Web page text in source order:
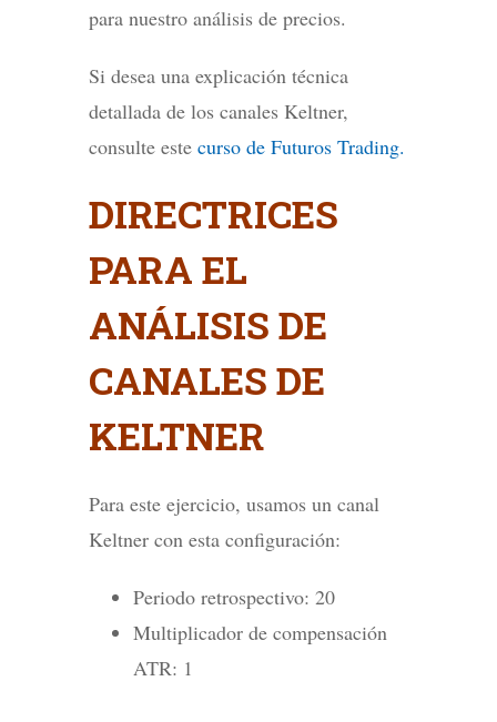
para nuestro análisis de precios.
Si desea una explicación técnica
detallada de los canales Keltner,
consulte este curso de Futuros Trading.
DIRECTRICES
PARA EL
ANÁLISIS DE
CANALES DE
KELTNER
Para este ejercicio, usamos un canal
Keltner con esta configuración:
Periodo retrospectivo: 20
Multiplicador de compensación
ATR: 1